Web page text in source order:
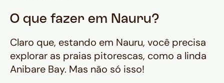
O que fazer em Nauru?
Claro que, estando em Nauru, você precisa
explorar as praias pitorescas, como a linda
Anibare Bay. Mas não só isso!